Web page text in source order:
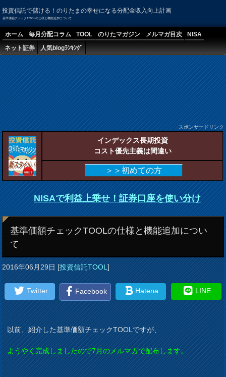
投資信託で儲ける！のりたまの幸せになる分配金収入向上計画
基準価額チェックTOOLの仕様と機能追加について
ホーム 毎月分配コラム TOOL のりたマガジン メルマガ目次
NISA
ネット証券
人気blogﾗﾝｷﾝｸﾞ
スポンサードリンク
インデックス長期投資
コスト優先主義は間違い
＞＞初めての方
NISAで利益上乗せ！証券口座を使い分け
基準価額チェックTOOLの仕様と機能追加につい
て
2016年06月29日[投資信託TOOL]
Twitter Facebook Hatena LINE
以前、紹介した基準価額チェックTOOLですが、
ようやく完成しましたので7月のメルマガで配布します。